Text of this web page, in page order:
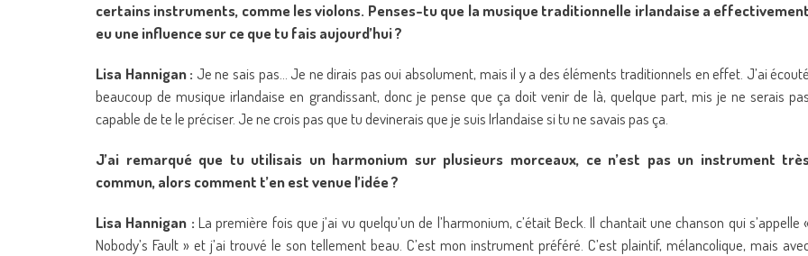
certains instruments, comme les violons. Penses-tu que la musique traditionnelle irlandaise a effectivement
eu une influence sur ce que tu fais aujourd’hui ?
Lisa Hannigan : Je ne sais pas… Je ne dirais pas oui absolument, mais il y a des éléments traditionnels en effet. J’ai écouté
beaucoup de musique irlandaise en grandissant, donc je pense que ça doit venir de là, quelque part, mis je ne serais pas
capable de te le préciser. Je ne crois pas que tu devinerais que je suis Irlandaise si tu ne savais pas ça.
J’ai remarqué que tu utilisais un harmonium sur plusieurs morceaux, ce n’est pas un instrument
commun, alors comment t’en est venue l’idée ?
Lisa Hannigan : La première fois que j’ai vu quelqu’un de l’harmonium, c’était Beck. Il chantait une chanson qui s’appelle
Nobody’s Fault » et j’ai trouvé le son tellement beau. C’est mon instrument préféré. C’est plaintif, mélancolique, mais